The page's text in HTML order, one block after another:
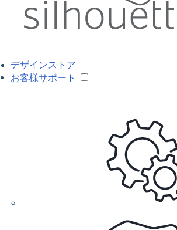
デザインストア
お客様サポート